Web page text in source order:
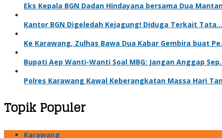
Eks Kepala BGN Dadan Hindayana bersama Dua
Kantor BGN Digeledah Kejagung! Diduga Terkait Tata…
Ke Karawang, Zulhas Bawa Dua Kabar Gembira buat
Bupati Aep Wanti-Wanti Soal MBG: Jangan Anggap
Polres Karawang Kawal Keberangkatan Massa Hari
Topik Populer
Karawang